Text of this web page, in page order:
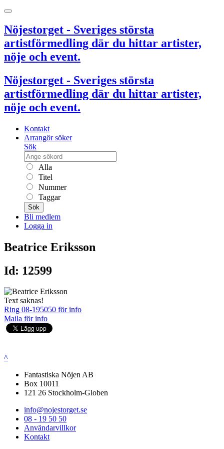
Nöjestorget - Sveriges största
artistförmedling där du hittar artister,
nöje och event.
Nöjestorget - Sveriges största
artistförmedling där du hittar artister,
nöje och event.
Kontakt
Arrangör söker
Sök
Alla
Titel
Nummer
Taggar
Sök
Bli medlem
Logga in
Beatrice Eriksson
Id: 12599
Text saknas!
Ring 08-195050 för info
Maila för info
^
Fantastiska Nöjen AB
Box 10011
121 26 Stockholm-Globen
info@nojestorget.se
08 - 19 50 50
Användarvillkor
Kontakt